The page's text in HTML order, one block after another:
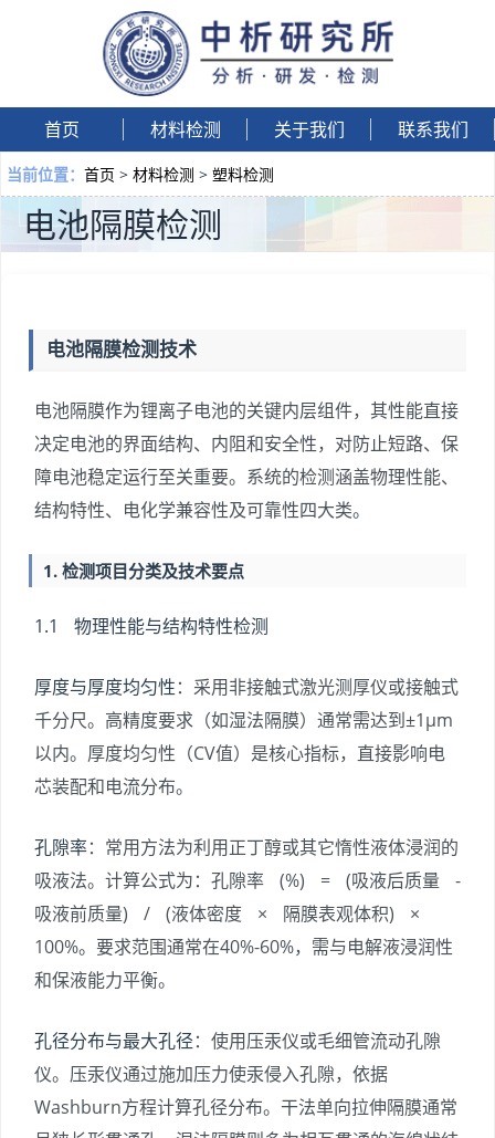
首页 材料检测 关于我们 联系我们
当前位置： 首页 > 材料检测 > 塑料检测
电池隔膜检测
电池隔膜检测技术
电池隔膜作为锂离子电池的关键内层组件，其性能直接
决定电池的界面结构、内阻和安全性，对防止短路、保
障电池稳定运行至关重要。系统的检测涵盖物理性能、
结构特性、电化学兼容性及可靠性四大类。
1. 检测项目分类及技术要点
1.1 物理性能与结构特性检测
厚度与厚度均匀性：采用非接触式激光测厚仪或接触式
千分尺。高精度要求（如湿法隔膜）通常需达到±1μm
以内。厚度均匀性（CV值）是核心指标，直接影响电
芯装配和电流分布。
孔隙率：常用方法为利用正丁醇或其它惰性液体浸润的
吸液法。计算公式为：孔隙率 (%) = (吸液后质量 -
吸液前质量) / (液体密度 × 隔膜表观体积) ×
100%。要求范围通常在40%-60%，需与电解液浸润性
和保液能力平衡。
孔径分布与最大孔径：使用压汞仪或毛细管流动孔隙
仪。压汞仪通过施加压力使汞侵入孔隙，依据
Washburn方程计算孔径分布。干法单向拉伸隔膜通常